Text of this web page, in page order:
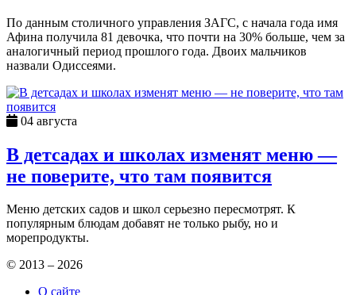
По данным столичного управления ЗАГС, с начала года имя
Афина получила 81 девочка, что почти на 30% больше, чем за
аналогичный период прошлого года. Двоих мальчиков
назвали Одиссеями.
04 августа
В детсадах и школах изменят меню —
не поверите, что там появится
Меню детских садов и школ серьезно пересмотрят. К
популярным блюдам добавят не только рыбу, но и
морепродукты.
© 2013 – 2026
О сайте